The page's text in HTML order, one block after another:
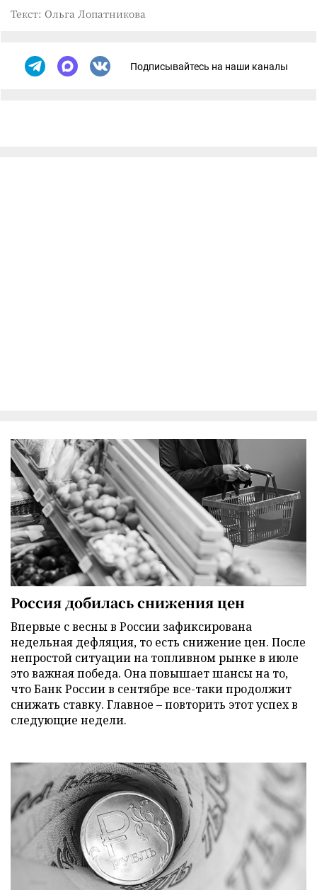
Текст: Ольга Лопатникова
Подписывайтесь на наши каналы
Россия добилась снижения цен
Впервые с весны в России зафиксирована
недельная дефляция, то есть снижение цен. После
непростой ситуации на топливном рынке в июле
это важная победа. Она повышает шансы на то,
что Банк России в сентябре все-таки продолжит
снижать ставку. Главное – повторить этот успех в
следующие недели.